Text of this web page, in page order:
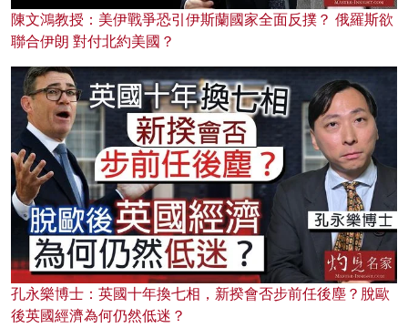
陳文鴻教授：美伊戰爭恐引伊斯蘭國家全面反撲？ 俄羅斯欲
聯合伊朗 對付北約美國？
孔永樂博士：英國十年換七相，新揆會否步前任後塵？脫歐
後英國經濟為何仍然低迷？